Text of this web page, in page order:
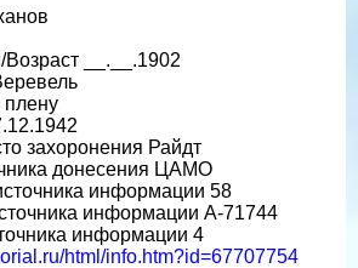
__.__.1902
плену
захоронения Райдт
донесения ЦАМО
информации 58
информации A-71744
информации 4
html/info.htm?id=67707754